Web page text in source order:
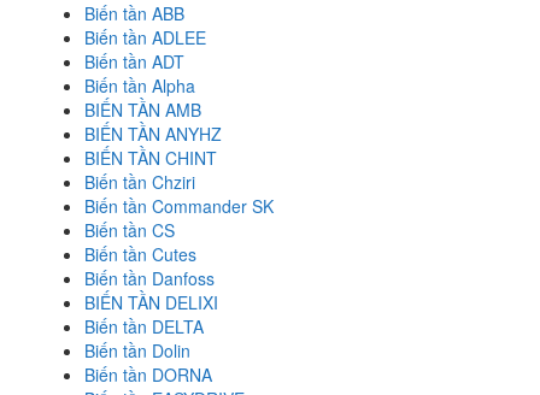
Biến tần ABB
Biến tần ADLEE
Biến tần ADT
Biến tần Alpha
BIẾN TẦN AMB
BIẾN TẦN ANYHZ
BIẾN TẦN CHINT
Biến tần Chziri
Biến tần Commander SK
Biến tần CS
Biến tần Cutes
Biến tần Danfoss
BIẾN TẦN DELIXI
Biến tần DELTA
Biến tần Dolin
Biến tần DORNA